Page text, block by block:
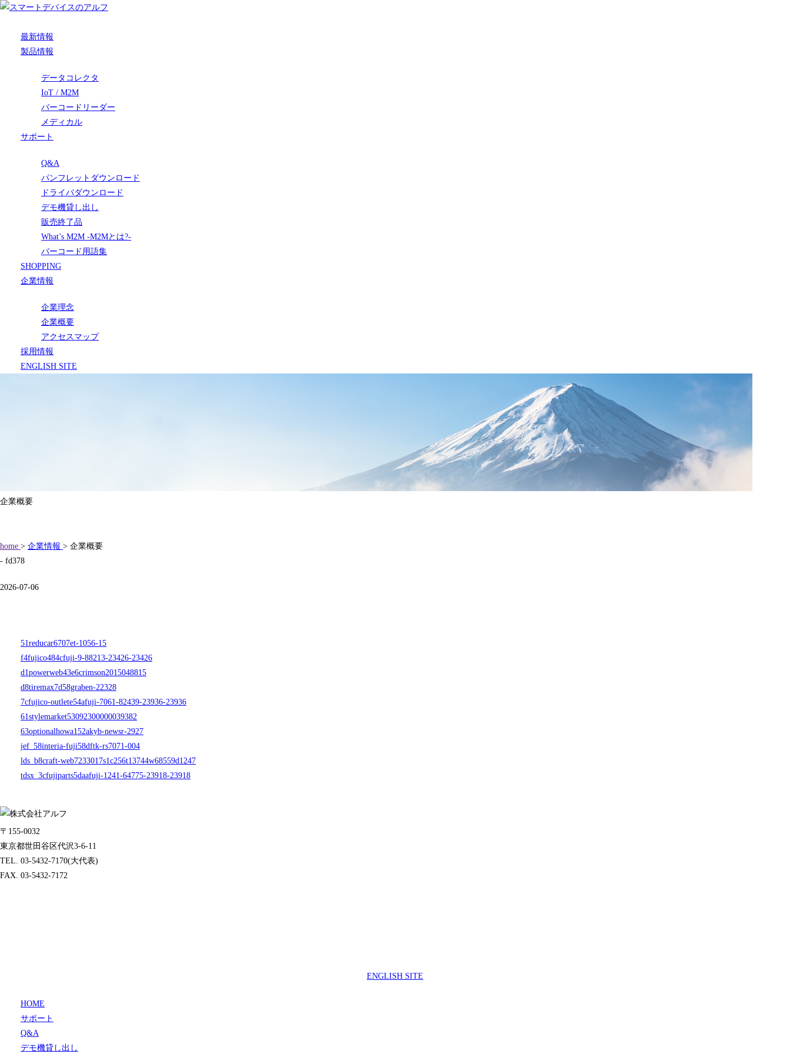
最新情報
製品情報
データコレクタ
IoT / M2M
バーコードリーダー
メディカル
サポート
Q&A
パンフレットダウンロード
ドライバダウンロード
デモ機貸し出し
販売終了品
What’s M2M -M2Mとは?-
バーコード用語集
SHOPPING
企業情報
企業理念
企業概要
アクセスマップ
採用情報
ENGLISH SITE
企業概要
home > 企業情報 > 企業概要
- fd378
2026-07-06
51reducar6707et-1056-15
f4fujico484cfuji-9-88213-23426-23426
d1powerweb43e6crimson2015048815
d8tiremax7d58graben-22328
7cfujico-outlete54afuji-7061-82439-23936-23936
61stylemarket53092300000039382
63optionalhowa152akyb-newsr-2927
jef_58interia-fuji58dftk-rs7071-004
lds_b8craft-web7233017s1c256t13744w68559d1247
tdsx_3cfujiparts5daafuji-1241-64775-23918-23918
〒155-0032
東京都世田谷区代沢3-6-11
TEL. 03-5432-7170(大代表)
FAX. 03-5432-7172
ENGLISH SITE
HOME
サポート
Q&A
デモ機貸し出し